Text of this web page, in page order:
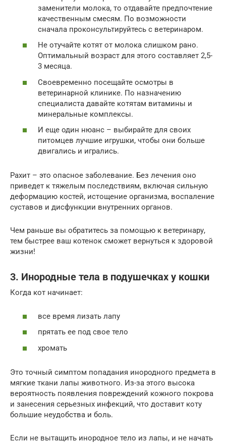
заменители молока, то отдавайте предпочтение
качественным смесям. По возможности
сначала проконсультируйтесь с ветеринаром.
Не отучайте котят от молока слишком рано.
Оптимальный возраст для этого составляет 2,5-
3 месяца.
Своевременно посещайте осмотры в
ветеринарной клинике. По назначению
специалиста давайте котятам витамины и
минеральные комплексы.
И еще один нюанс – выбирайте для своих
питомцев лучшие игрушки, чтобы они больше
двигались и игрались.
Рахит – это опасное заболевание. Без лечения оно
приведет к тяжелым последствиям, включая сильную
деформацию костей, истощение организма, воспаление
суставов и дисфункции внутренних органов.
Чем раньше вы обратитесь за помощью к ветеринару,
тем быстрее ваш котенок сможет вернуться к здоровой
жизни!
3. Инородные тела в подушечках у кошки
Когда кот начинает:
все время лизать лапу
прятать ее под свое тело
хромать
Это точный симптом попадания инородного предмета в
мягкие ткани лапы животного. Из-за этого высока
вероятность появления повреждений кожного покрова
и занесения серьезных инфекций, что доставит коту
большие неудобства и боль.
Если не вытащить инородное тело из лапы, и не начать